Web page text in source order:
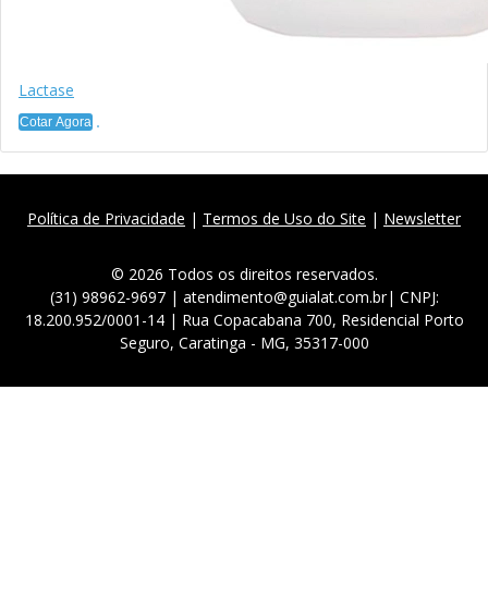
Lactase
Cotar Agora
Política de Privacidade | Termos de Uso do Site | Newsletter
© 2026 Todos os direitos reservados.
(31) 98962-9697 | atendimento@guialat.com.br| CNPJ:
18.200.952/0001-14 | Rua Copacabana 700, Residencial Porto
Seguro, Caratinga - MG, 35317-000